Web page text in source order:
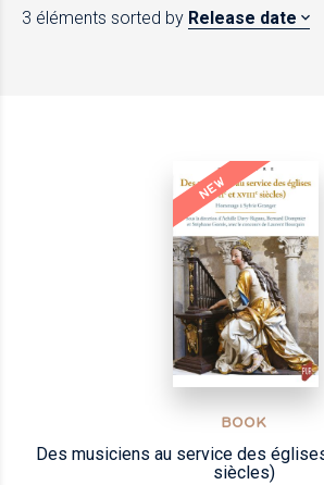
3 éléments sorted by Release date
NEW
BOOK
Des musiciens au service des
siècles)